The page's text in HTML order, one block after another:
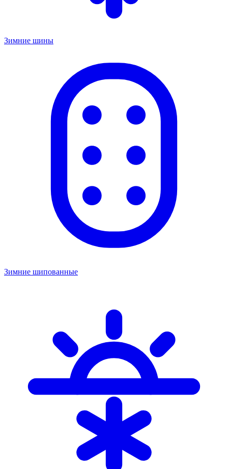
Зимние шины
Зимние шипованные